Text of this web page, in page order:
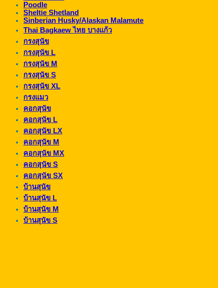
Poodle
Sheltie Shetland
Sinberian Husky/Alaskan Malamute
Thai Bagkaew ไทย บางแก้ว
กรงสุนัข
กรงสุนัข L
กรงสุนัข M
กรงสุนัข S
กรงสุนัข XL
กรงแมว
คอกสุนัข
คอกสุนัข L
คอกสุนัข LX
คอกสุนัข M
คอกสุนัข MX
คอกสุนัข S
คอกสุนัข SX
บ้านสุนัข
บ้านสุนัข L
บ้านสุนัข M
บ้านสุนัข S